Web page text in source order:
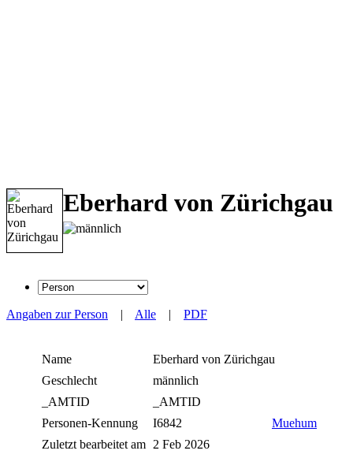
Eberhard von Zürichgau
Angaben zur Person | Alle | PDF
Name Eberhard von Zürichgau
Geschlecht
männlich
_AMTID
_AMTID
Personen-Kennung
I6842
Muehum
Zuletzt bearbeitet am 2 Feb 2026